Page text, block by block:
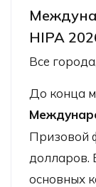
HIPA
Все
До конца
Призовой
долларов.
основных